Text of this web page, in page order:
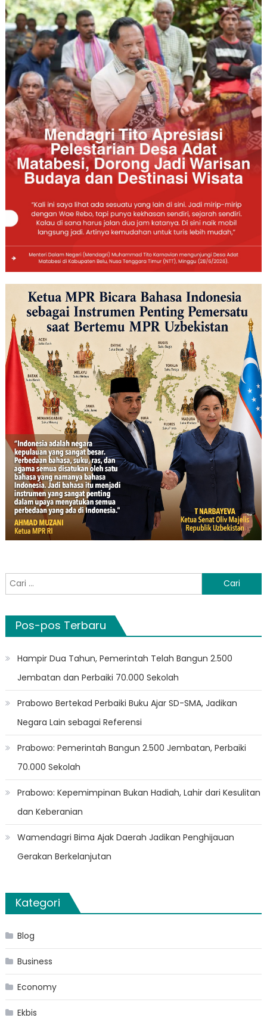
Cari
untuk:
Pos-pos Terbaru
Hampir Dua Tahun, Pemerintah Telah Bangun 2.500
Jembatan dan Perbaiki 70.000 Sekolah
Prabowo Bertekad Perbaiki Buku Ajar SD-SMA, Jadikan
Negara Lain sebagai Referensi
Prabowo: Pemerintah Bangun 2.500 Jembatan, Perbaiki
70.000 Sekolah
Prabowo: Kepemimpinan Bukan Hadiah, Lahir dari Kesulitan
dan Keberanian
Wamendagri Bima Ajak Daerah Jadikan Penghijauan
Gerakan Berkelanjutan
Kategori
Blog
Business
Economy
Ekbis